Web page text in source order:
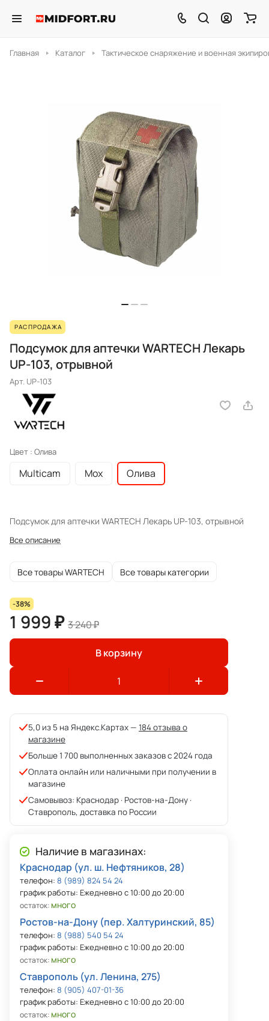
Главная Каталог Тактическое снаряжение и военная
РАСПРОДАЖА
Подсумок для аптечки WARTECH Лекарь
UP-103, отрывной
Арт. UP-103
Цвет : Олива
Multicam Мох Олива
Подсумок для аптечки WARTECH Лекарь UP-103, отрывной
Все описание
Все товары WARTECH Все товары категории
-38%
1 999 ₽ 3 240 ₽
В корзину
5,0 из 5 на Яндекс.Картах — 184 отзыва о
магазине
Больше 1 700 выполненных заказов с 2024 года
Оплата онлайн или наличными при получении в
магазине
Самовывоз: Краснодар · Ростов-на-Дону ·
Ставрополь, доставка по России
Наличие в магазинах:
Краснодар (ул. ш. Нефтяников, 28)
телефон: 8 (989) 824 54 24
график работы: Ежедневно с 10:00 до 20:00
остаток: много
Ростов-на-Дону (пер. Халтуринский, 85)
телефон: 8 (988) 540 54 24
график работы: Ежедневно с 10:00 до 20:00
остаток: много
Ставрополь (ул. Ленина, 275)
телефон: 8 (905) 407-01-36
график работы: Ежедневно с 10:00 до 20:00
остаток: много